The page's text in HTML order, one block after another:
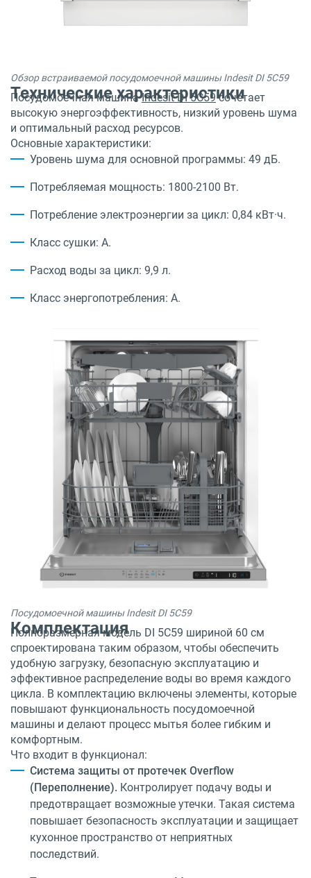
Обзор встраиваемой посудомоечной машины Indesit DI 5C59
Технические характеристики
Посудомоечная машинаIndesit DI 5C59сочетает
высокую энергоэффективность, низкий уровень шума
и оптимальный расход ресурсов.
Основные характеристики:
Посудомоечной машины Indesit DI 5C59
Уровень шума для основной программы: 49 дБ.
Потребляемая мощность: 1800-2100 Вт.
Потребление электроэнергии за цикл: 0,84 кВт·ч.
Класс сушки: A.
Расход воды за цикл: 9,9 л.
Класс энергопотребления: A.
Комплектация
Полноразмерная модель DI 5C59 шириной 60 см
спроектирована таким образом, чтобы обеспечить
удобную загрузку, безопасную эксплуатацию и
эффективное распределение воды во время каждого
цикла. В комплектацию включены элементы, которые
повышают функциональность посудомоечной
машины и делают процесс мытья более гибким и
комфортным.
Что входит в функционал:
Система защиты от протечек Overflow
(Переполнение). Контролирует подачу воды и
предотвращает возможные утечки. Такая система
повышает безопасность эксплуатации и защищает
кухонное пространство от неприятных
последствий.